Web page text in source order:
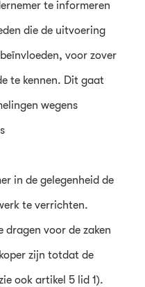
te informeren
die de uitvoering
voor zover
te kennen. Dit gaat
wegens
in de gelegenheid de
te verrichten.
dragen voor de zaken
zijn totdat de
ook artikel 5 lid 1).